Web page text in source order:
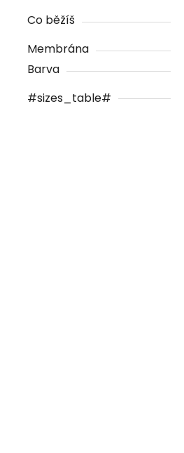
Co běžíš
Membrána
Barva
#sizes_table#